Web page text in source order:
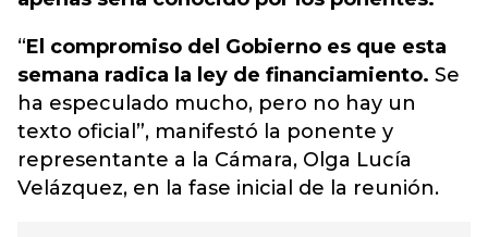
“El compromiso del Gobierno es que esta
semana radica la ley de financiamiento. Se
ha especulado mucho, pero no hay un
texto oficial”, manifestó la ponente y
representante a la Cámara, Olga Lucía
Velázquez, en la fase inicial de la reunión.